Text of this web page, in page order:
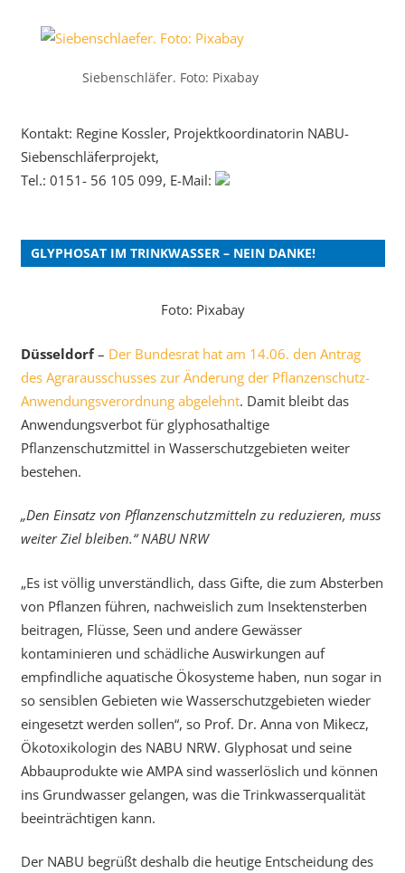
Siebenschläfer. Foto: Pixabay
Kontakt: Regine Kossler, Projektkoordinatorin NABU-
Siebenschläferprojekt,
Tel.: 0151- 56 105 099, E-Mail:
GLYPHOSAT IM TRINKWASSER – NEIN DANKE!
Foto: Pixabay
Düsseldorf– Der Bundesrat hat am 14.06. den Antrag
des Agrarausschusses zur Änderung der Pflanzenschutz-
Anwendungsverordnung abgelehnt. Damit bleibt das
Anwendungsverbot für glyphosathaltige
Pflanzenschutzmittel in Wasserschutzgebieten weiter
bestehen.
„Den Einsatz von Pflanzenschutzmitteln zu reduzieren, muss
weiter Ziel bleiben.“ NABU NRW
„Es ist völlig unverständlich, dass Gifte, die zum Absterben
von Pflanzen führen, nachweislich zum Insektensterben
beitragen, Flüsse, Seen und andere Gewässer
kontaminieren und schädliche Auswirkungen auf
empfindliche aquatische Ökosysteme haben, nun sogar in
so sensiblen Gebieten wie Wasserschutzgebieten wieder
eingesetzt werden sollen“, so Prof. Dr. Anna von Mikecz,
Ökotoxikologin des NABU NRW. Glyphosat und seine
Abbauprodukte wie AMPA sind wasserlöslich und können
ins Grundwasser gelangen, was die Trinkwasserqualität
beeinträchtigen kann.
Der NABU begrüßt deshalb die heutige Entscheidung des